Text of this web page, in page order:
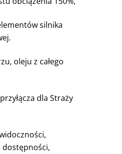
silnika
oleju z całego
dla Straży
dostępności,